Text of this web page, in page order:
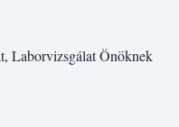
Laborvizsgálat Önöknek